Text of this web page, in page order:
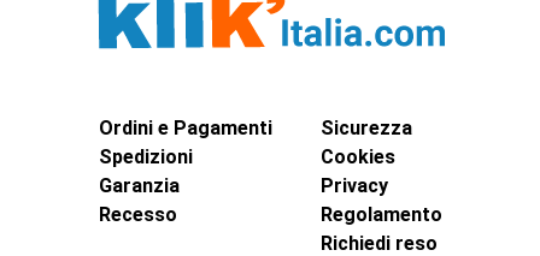
Ordini e Pagamenti
Spedizioni
Garanzia
Recesso
Sicurezza
Cookies
Privacy
Regolamento
Richiedi reso